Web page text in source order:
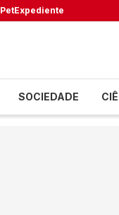
PetExpediente
SOCIEDADE